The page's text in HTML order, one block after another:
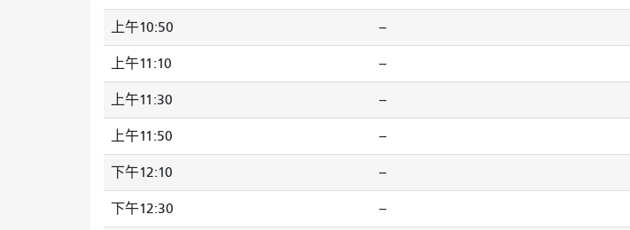
上午10:50 --
上午11:10 --
上午11:30 --
上午11:50 --
下午12:10 --
下午12:30 --